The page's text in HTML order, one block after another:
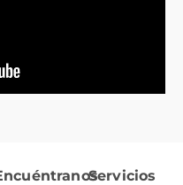
Servicios